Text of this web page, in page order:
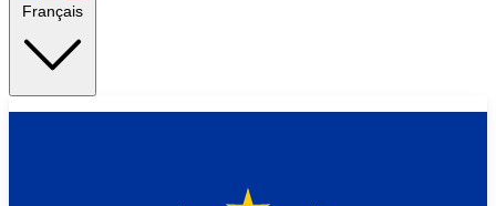
Français